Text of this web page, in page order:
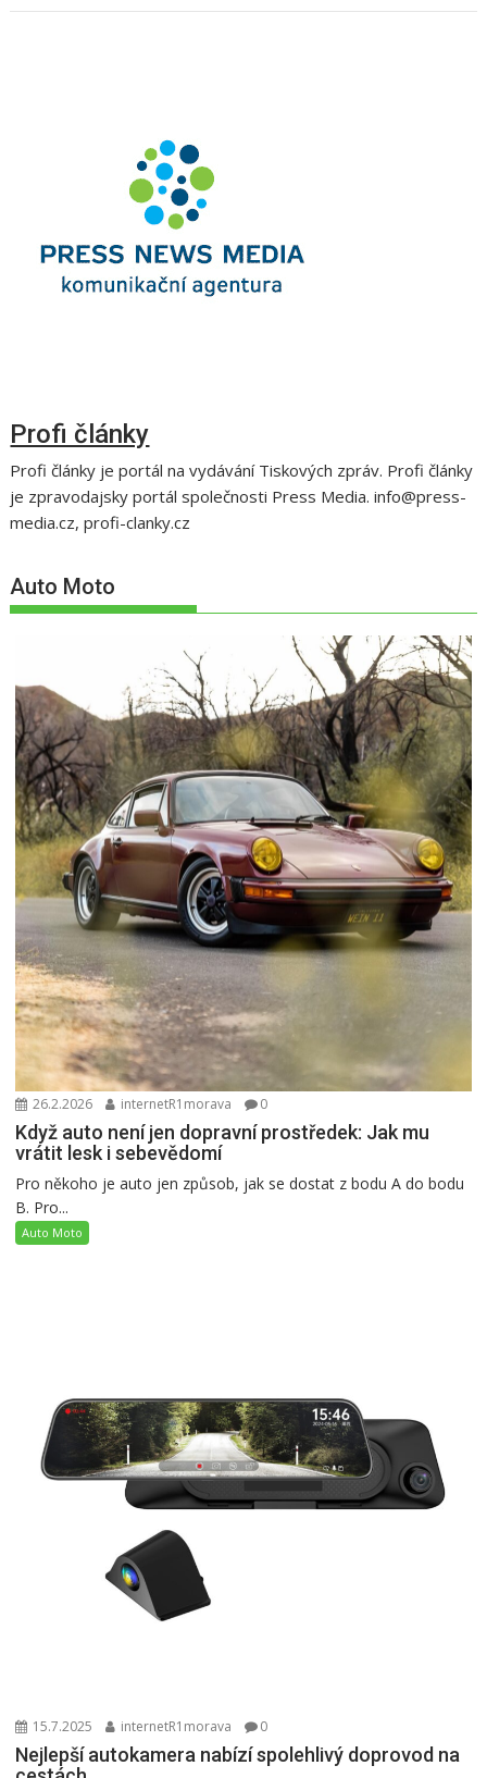
Profi články
Profi články je portál na vydávání Tiskových zpráv. Profi články
je zpravodajsky portál společnosti Press Media. info@press-
media.cz, profi-clanky.cz
Auto Moto
26.2.2026 internetR1morava 0
Když auto není jen dopravní prostředek: Jak mu
vrátit lesk i sebevědomí
Pro někoho je auto jen způsob, jak se dostat z bodu A do bodu
B. Pro...
Auto Moto
15.7.2025 internetR1morava 0
Nejlepší autokamera nabízí spolehlivý doprovod na